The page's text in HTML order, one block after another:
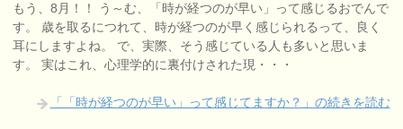
もう、8月！！ う～む、「時が経つのが早い」って感じるおでんで
す。 歳を取るにつれて、時が経つのが早く感じられるって、良く
耳にしますよね。 で、実際、そう感じている人も多いと思いま
す。 実はこれ、心理学的に裏付けされた現・・・
「「時が経つのが早い」って感じてますか？」の続きを読む